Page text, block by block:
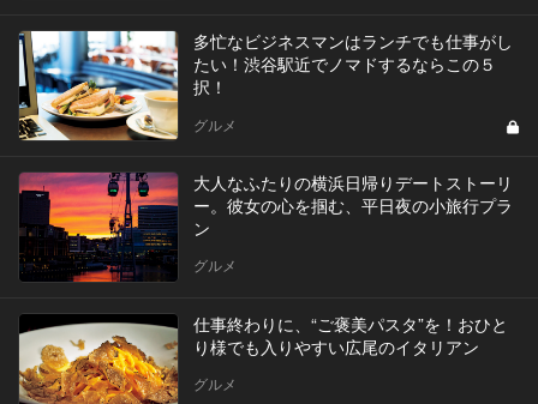
多忙なビジネスマンはランチでも仕事がし
たい！渋谷駅近でノマドするならこの５
択！
グルメ
大人なふたりの横浜日帰りデートストーリ
ー。彼女の心を掴む、平日夜の小旅行プラ
ン
グルメ
仕事終わりに、“ご褒美パスタ”を！おひと
り様でも入りやすい広尾のイタリアン
グルメ